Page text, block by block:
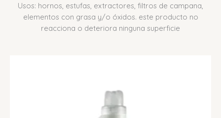
Usos: hornos, estufas, extractores, filtros de campana,
elementos con grasa y/o óxidos. este producto no
reacciona o deteriora ninguna superficie